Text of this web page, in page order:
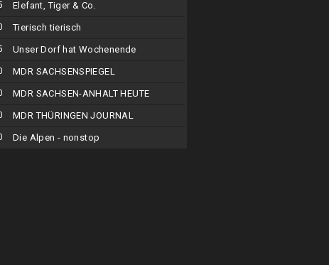
Elefant, Tiger & Co.
Tierisch tierisch
Unser Dorf hat Wochenende
MDR SACHSENSPIEGEL
MDR SACHSEN-ANHALT HEUTE
MDR THÜRINGEN JOURNAL
Die Alpen - nonstop